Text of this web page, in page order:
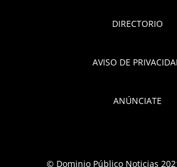
DIRECTORIO
AVISO DE
ANÚNCIATE
© Dominio Público Noticias